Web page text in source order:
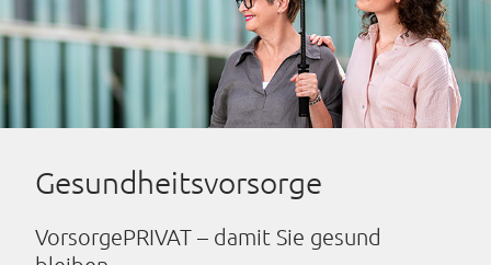
Gesundheitsvorsorge
VorsorgePRIVAT – damit Sie gesund